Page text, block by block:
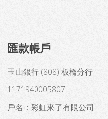
匯款帳戶
玉山銀行 (808) 板橋分行
1171940005807
戶名：彩虹來了有限公司